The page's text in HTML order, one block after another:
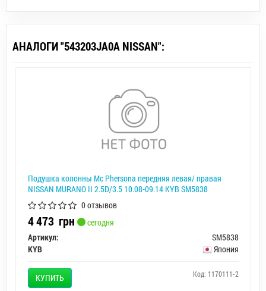
АНАЛОГИ "543203JA0A NISSAN":
Подушка колонны Mc Phersona передняя левая/ правая
NISSAN MURANO II 2.5D/3.5 10.08-09.14 KYB SM5838
0 отзывов
4 473 грн
сегодня
Артикул:
SM5838
KYB
Япония
КУПИТЬ Код: 1170111-2